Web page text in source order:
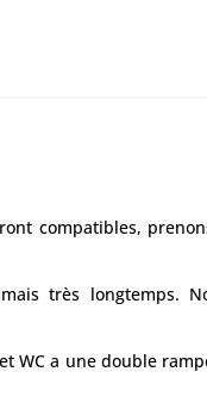
compatibles,
très longtemps.
WC a une double